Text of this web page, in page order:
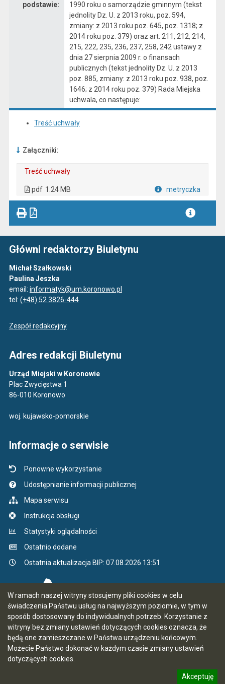
W ramach naszej witryny stosujemy pliki cookies w celu
świadczenia Państwu usług na najwyższym poziomie, w tym w
sposób dostosowany do indywidualnych potrzeb. Korzystanie z
witryny bez zmiany ustawień dotyczących cookies oznacza, że
będą one zamieszczane w Państwa urządzeniu końcowym.
Możecie Państwo dokonać w każdym czasie zmiany ustawień
dotyczących cookies.
Akceptuję
podstawie:
1990 roku o samorządzie gminnym (tekst
jednolity Dz. U. z 2013 roku, poz. 594,
zmiany: z 2013 roku poz. 645, poz. 1318; z
2014 roku poz. 379) oraz art. 211, 212, 214,
215, 222, 235, 236, 237, 258, 242 ustawy z
dnia 27 sierpnia 2009 r. o finansach
publicznych (tekst jednolity Dz. U. z 2013
poz. 885, zmiany: z 2013 roku poz. 938, poz.
1646; z 2014 roku poz. 379) Rada Miejska
uchwala, co następuje:
Treść uchwały
Załączniki:
Treść uchwały
pdf 1.24 MB metryczka
Główni redaktorzy Biuletynu
Michał Szałkowski
Paulina Jeszka
email: informatyk@um.koronowo.pl
tel: (+48) 52 3826-444
Zespół redakcyjny
Adres redakcji Biuletynu
Urząd Miejski w Koronowie
Plac Zwycięstwa 1
86-010 Koronowo
woj. kujawsko-pomorskie
Informacje o serwisie
Ponowne wykorzystanie
Udostępnianie informacji publicznej
Mapa serwisu
Instrukcja obsługi
Statystyki oglądalności
Ostatnio dodane
Ostatnia aktualizacja BIP: 07.08.2026 13:51
CMS i hosting: Logonet Sp. z o.o. w Bydgoszczy